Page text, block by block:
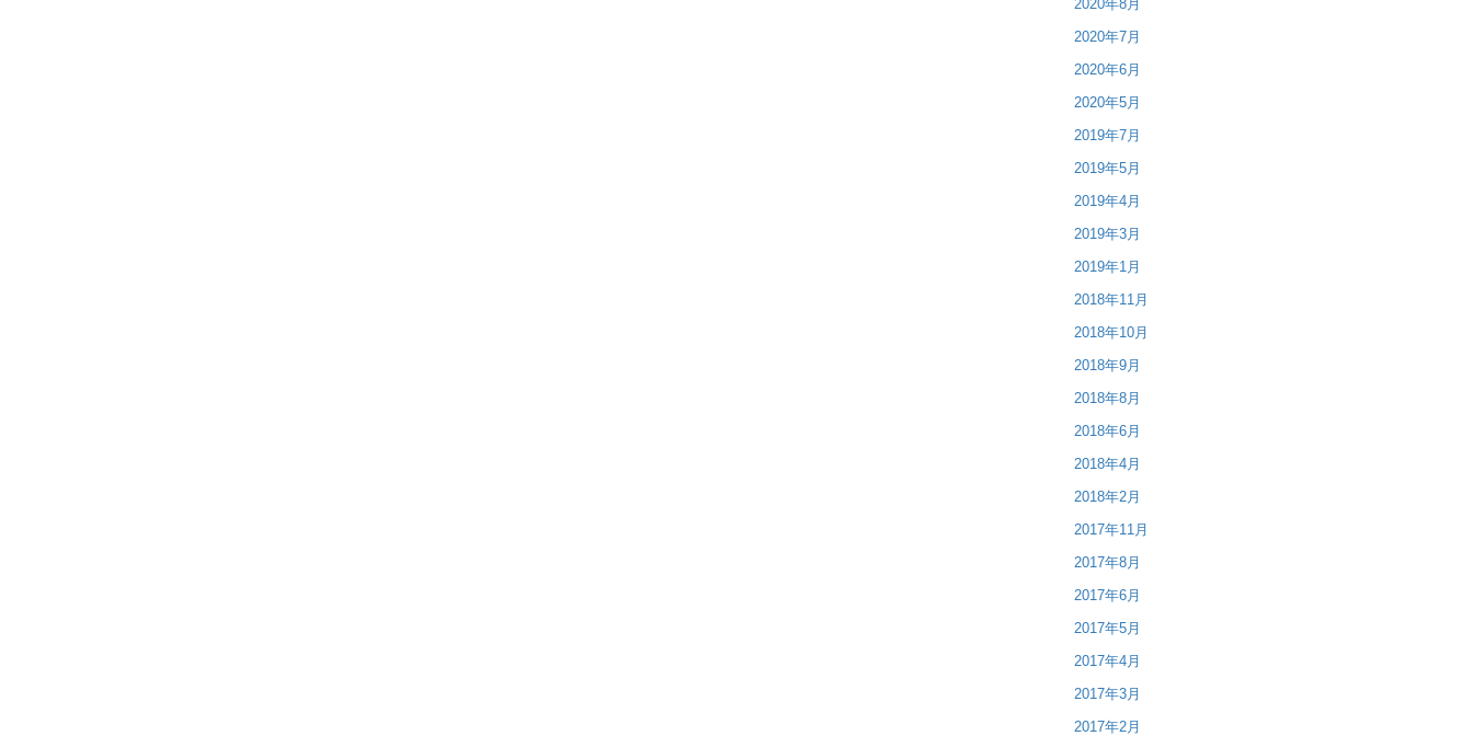
2020年8月
2020年7月
2020年6月
2020年5月
2019年7月
2019年5月
2019年4月
2019年3月
2019年1月
2018年11月
2018年10月
2018年9月
2018年8月
2018年6月
2018年4月
2018年2月
2017年11月
2017年8月
2017年6月
2017年5月
2017年4月
2017年3月
2017年2月